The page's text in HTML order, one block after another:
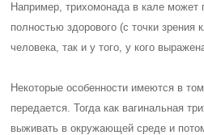
Например, трихомонада в кале может
полностью здорового (с точки зрения
человека, так и у того, у кого
Некоторые особенности имеются в
передается. Тогда как вагинальная
выживать в окружающей среде и